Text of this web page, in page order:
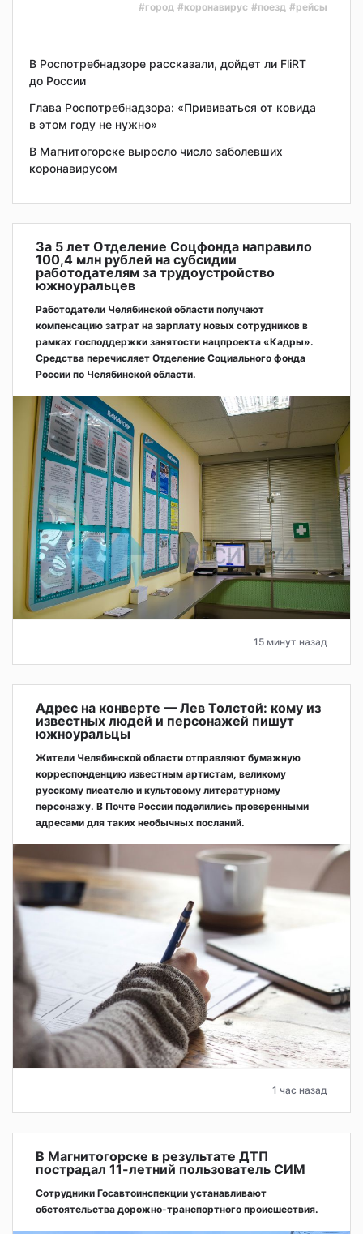
#город #коронавирус #поезд #рейсы
В Роспотребнадзоре рассказали, дойдет ли FliRT
до России
Глава Роспотребнадзора: «Прививаться от ковида
в этом году не нужно»
В Магнитогорске выросло число заболевших
коронавирусом
За 5 лет Отделение Соцфонда направило
100,4 млн рублей на субсидии
работодателям за трудоустройство
южноуральцев
Работодатели Челябинской области получают
компенсацию затрат на зарплату новых сотрудников в
рамках господдержки занятости нацпроекта «Кадры».
Средства перечисляет Отделение Социального фонда
России по Челябинской области.
15 минут назад
Адрес на конверте — Лев Толстой: кому из
известных людей и персонажей пишут
южноуральцы
Жители Челябинской области отправляют бумажную
корреспонденцию известным артистам, великому
русскому писателю и культовому литературному
персонажу. В Почте России поделились проверенными
адресами для таких необычных посланий.
1 час назад
В Магнитогорске в результате ДТП
пострадал 11-летний пользователь СИМ
Сотрудники Госавтоинспекции устанавливают
обстоятельства дорожно-транспортного происшествия.